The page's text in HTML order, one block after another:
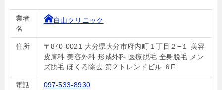
業者
名
白山クリニック
住所
〒870-0021 大分県大分市府内町１丁目２−１ 美容
皮膚科 美容外科 形成外科 医療脱毛 全身脱毛 メン
ズ脱毛 ほくろ除去 第２トレンドビル ６F
電話 097-533-8930